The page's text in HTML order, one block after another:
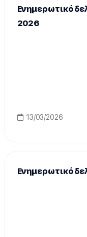
Ενημερωτικό
2026
13/03/2026
Ενημερωτικό